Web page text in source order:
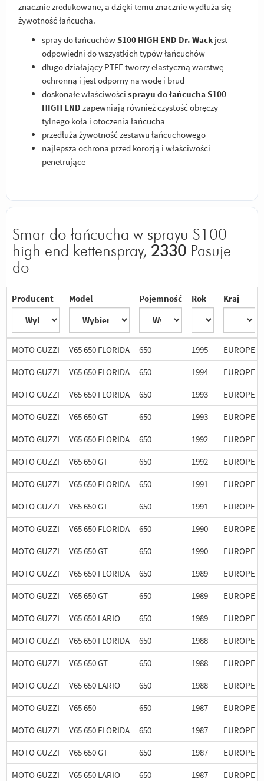
znacznie zredukowane, a dzięki temu znacznie wydłuża się
żywotność łańcucha.
spray do łańcuchówS100 HIGH END Dr. Wack jest
odpowiedni do wszystkich typów łańcuchów
długo działający PTFE tworzy elastyczną warstwę
ochronną i jest odporny na wodę i brud
doskonałe właściwości sprayu do łańcucha S100
HIGH END zapewniają również czystość obręczy
tylnego koła i otoczenia łańcucha
przedłuża żywotność zestawu łańcuchowego
najlepsza ochrona przed korozją i właściwości
penetrujące
Smar do łańcucha w sprayu S100
high end kettenspray, 2330 Pasuje
do
Producent Model Pojemność Rok Kraj
MOTO GUZZI V65 650 FLORIDA 650 1995
EUROPE
MOTO GUZZI
V65 650 FLORIDA 650 1994
EUROPE
MOTO GUZZI
V65 650 FLORIDA 650 1993
EUROPE
MOTO GUZZI
V65 650 GT 650 1993
EUROPE
MOTO GUZZI
V65 650 FLORIDA 650 1992
EUROPE
MOTO GUZZI
V65 650 GT 650 1992
EUROPE
MOTO GUZZI
V65 650 FLORIDA 650 1991
EUROPE
MOTO GUZZI
V65 650 GT 650 1991
EUROPE
MOTO GUZZI
V65 650 FLORIDA 650 1990
EUROPE
MOTO GUZZI
V65 650 GT 650 1990
EUROPE
MOTO GUZZI
V65 650 FLORIDA 650 1989
EUROPE
MOTO GUZZI
V65 650 GT 650 1989
EUROPE
MOTO GUZZI
V65 650 LARIO 650 1989
EUROPE
MOTO GUZZI
V65 650 FLORIDA 650 1988
EUROPE
MOTO GUZZI
V65 650 GT 650 1988
EUROPE
MOTO GUZZI
V65 650 LARIO 650 1988
EUROPE
MOTO GUZZI
V65 650 650 1987
EUROPE
MOTO GUZZI
V65 650 FLORIDA 650 1987
EUROPE
MOTO GUZZI
V65 650 GT 650 1987
EUROPE
MOTO GUZZI
V65 650 LARIO 650 1987
EUROPE